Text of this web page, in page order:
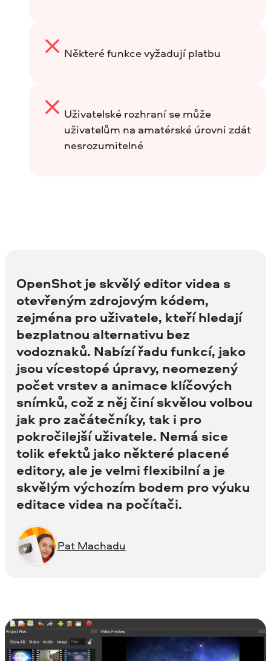
Některé funkce vyžadují platbu
Uživatelské rozhraní se může
uživatelům na amatérské úrovni zdát
nesrozumitelné
OpenShot je skvělý editor videa s
otevřeným zdrojovým kódem,
zejména pro uživatele, kteří hledají
bezplatnou alternativu bez
vodoznaků. Nabízí řadu funkcí, jako
jsou vícestopé úpravy, neomezený
počet vrstev a animace klíčových
snímků, což z něj činí skvělou volbou
jak pro začátečníky, tak i pro
pokročilejší uživatele. Nemá sice
tolik efektů jako některé placené
editory, ale je velmi flexibilní a je
skvělým výchozím bodem pro výuku
editace videa na počítači.
Pat Machadu